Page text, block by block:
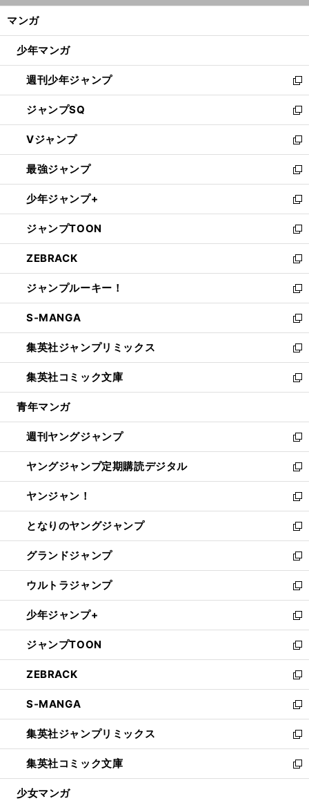
ン
ウ
開
く
マンガ
少年マンガ
週刊少年ジャンプ
新
し
い
ウ
ィ
ン
ド
ウ
で
開
く
ジャンプSQ
新
し
い
ウ
ィ
ン
ド
ウ
で
開
く
Vジャンプ
新
し
い
ウ
ィ
ン
ド
ウ
で
開
く
最強ジャンプ
新
し
い
ウ
ィ
ン
ド
ウ
で
開
く
少年ジャンプ+
新
し
い
ウ
ィ
ン
ド
ウ
で
開
く
ジャンプTOON
新
し
い
ウ
ィ
ン
ド
ウ
で
開
く
ZEBRACK
新
し
い
ウ
ィ
ン
ド
ウ
で
開
ジャンプルーキー！
新
し
い
ウ
ィ
ン
ド
ウ
開
く
S-MANGA
新
し
い
ウ
ィ
ン
ウ
で
開
く
集英社ジャンプリミックス
新
し
い
ウ
ン
ド
ウ
で
開
く
集英社コミック文庫
新
し
ウ
ィ
ン
ド
ウ
で
開
く
青年マンガ
週刊ヤングジャンプ
新
し
い
ウ
ィ
ン
ド
ウ
で
開
く
ヤングジャンプ定期購読デジタル
新
し
い
ウ
ィ
ン
ド
ウ
で
開
く
ヤンジャン！
新
し
い
ウ
ィ
ン
ド
ウ
で
開
く
となりのヤングジャンプ
新
し
い
ウ
ィ
ン
ド
ウ
で
開
く
グランドジャンプ
新
し
い
ウ
ィ
ン
ド
ウ
で
開
く
ウルトラジャンプ
新
し
い
ウ
ィ
ン
ド
ウ
で
開
く
少年ジャンプ+
新
し
い
ウ
ィ
ン
ド
ウ
で
開
く
ジャンプTOON
新
し
い
ウ
ィ
ン
ド
ウ
で
開
ZEBRACK
新
し
い
ウ
ィ
ン
ド
ウ
S-MANGA
新
し
い
ウ
ィ
ン
集英社ジャンプリミックス
新
し
い
ウ
集英社コミック文庫
新
し
少女マンガ